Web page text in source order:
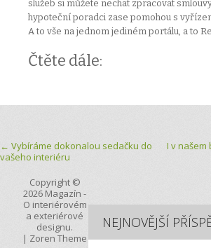
služeb si můžete nechat zpracovat
hypoteční poradci zase pomohou s
A to vše na jednom jediném portálu, a to
Čtěte dále:
Post navigation
← Vybíráme dokonalou sedačku do
vašeho interiéru
I v našem
NEJNOVĚJŠÍ
Copyright ©
2026 Magazín -
O interiérovém
a exteriérové
designu.
| Zoren Theme